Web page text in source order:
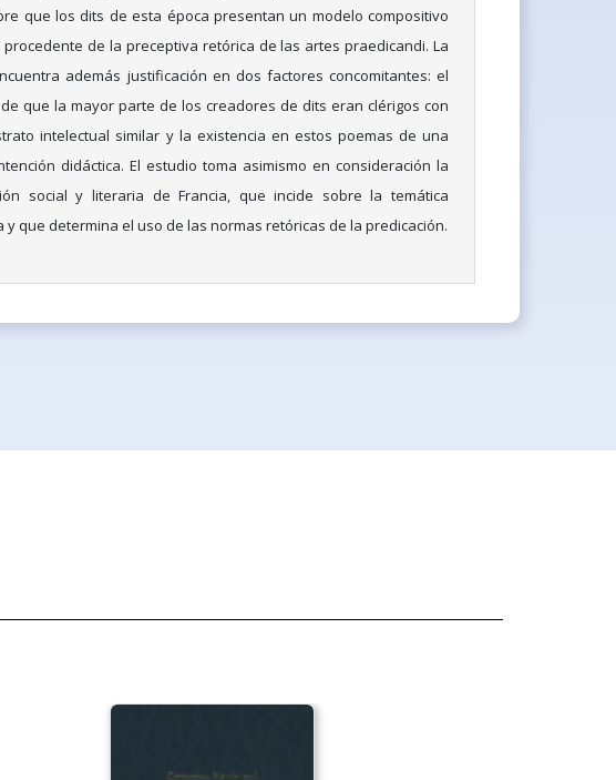
que los dits de esta época presentan un modelo compositivo
procedente de la preceptiva retórica de las artes praedicandi. La
además justificación en dos factores concomitantes: el
que la mayor parte de los creadores de dits eran clérigos con
intelectual similar y la existencia en estos poemas de una
didáctica. El estudio toma asimismo en consideración la
social y literaria de Francia, que incide sobre la temática
y que determina el uso de las normas retóricas de la predicación.